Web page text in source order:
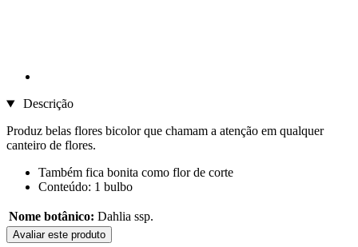
Descrição
Produz belas flores bicolor que chamam a atenção em qualquer
canteiro de flores.
Também fica bonita como flor de corte
Conteúdo: 1 bulbo
Nome botânico: Dahlia ssp.
Avaliar este produto